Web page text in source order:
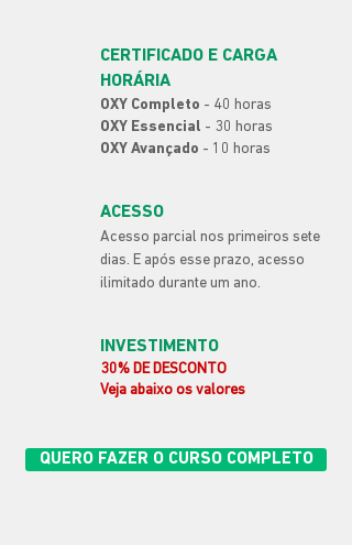
CERTIFICADO E CARGA
HORÁRIA
OXY Completo - 40 horas
OXY Essencial - 30 horas
OXY Avançado - 10 horas
ACESSO
Acesso parcial nos primeiros sete
dias. E após esse prazo, acesso
ilimitado durante um ano.
INVESTIMENTO
30% DE DESCONTO
Veja abaixo os valores
QUERO FAZER O CURSO COMPLETO